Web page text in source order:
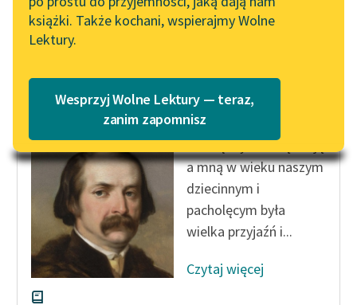
102. lata temu zmarł
Joseph Conrad
Lektury szkolne i klasyka
literatury do słuchania dla
uczennic i uczniów z
niepełnosprawnościami
E-kolekcja lektur
szkolnych i literatury do
słuchania dla uczennic i
uczniów z
niepełnosprawnościami
Przypisy
Katalog w formacie PDF
książki. Także kochani, wspierajmy Wolne
Lektury.
Wesprzyj Wolne Lektury — teraz,
zanim zapomnisz
Zygmunt Kaczkowski
Murdelio
Pomiędzy siostrą moją
a mną w wieku naszym
dziecinnym i
pacholęcym była
wielka przyjaźń i...
Czytaj więcej